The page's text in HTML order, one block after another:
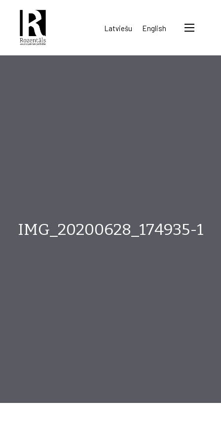
Rozentāls-
seura
Latviešu English
IMG_20200628_174935-1